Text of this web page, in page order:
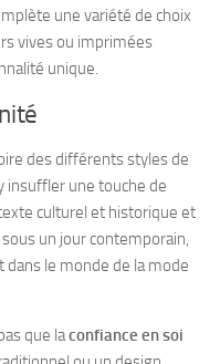
une variété de choix
vives ou imprimées
unique.
des différents styles de
insuffler une touche de
culturel et historique et
un jour contemporain,
le monde de la mode
que laconfiance en soi